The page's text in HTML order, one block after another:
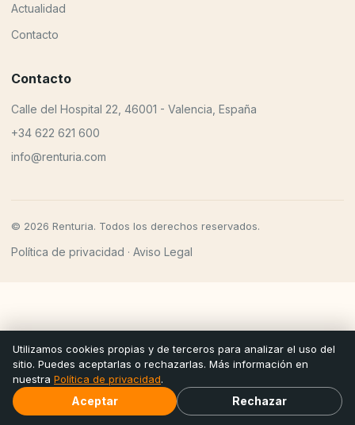
Actualidad
Contacto
Contacto
Calle del Hospital 22, 46001 - Valencia, España
+34 622 621 600
info@renturia.com
© 2026 Renturia. Todos los derechos reservados.
Política de privacidad · Aviso Legal
Utilizamos cookies propias y de terceros para analizar el uso del
sitio. Puedes aceptarlas o rechazarlas. Más información en
nuestra Política de privacidad.
Aceptar Rechazar